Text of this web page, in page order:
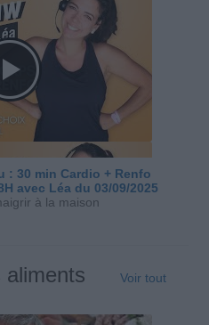
: 30 min Cardio + Renfo
avec Léa du 03/09/2025
à la maison
aliments Voir tout